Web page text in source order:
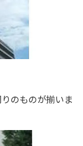
のものが揃いま